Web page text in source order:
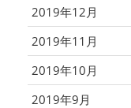
2019年12月
2019年11月
2019年10月
2019年9月